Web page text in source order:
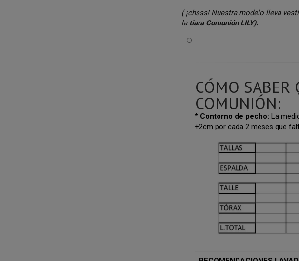
( ¡chsss! Nuestra modelo lleva
latiara Comunión LILY).
CÓMO SABER
COMUNIÓN:
* Contorno de pecho: La
+2cm por cada 2 meses que